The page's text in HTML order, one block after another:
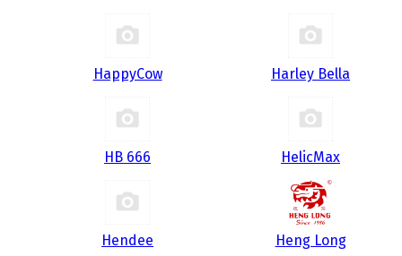
HappyCow Harley Bella
HB 666 HelicMax
Hendee Heng Long